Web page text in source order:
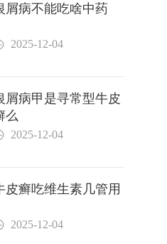
屑病不能吃啥中药
2025-12-04
屑病甲是寻常型牛皮
么
2025-12-04
皮癣吃维生素几管用
2025-12-04